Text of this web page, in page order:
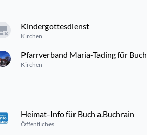
Kindergottesdienst
Kirchen
Pfarrverband Maria-Tading für Buch
Kirchen
Heimat-Info für Buch a.Buchrain
Öffentliches